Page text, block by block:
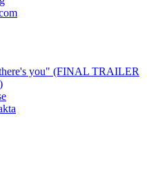
you" (FINAL TRAILER